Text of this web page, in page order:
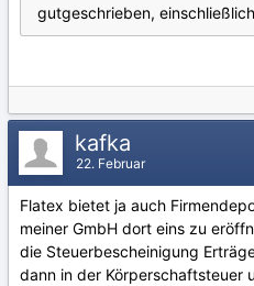
gutgeschrieben,
kafka
22. Februar
Flatex bietet ja auch
meiner GmbH dort eins zu
die Steuerbescheinigung
dann in der Körperschaftsteuer